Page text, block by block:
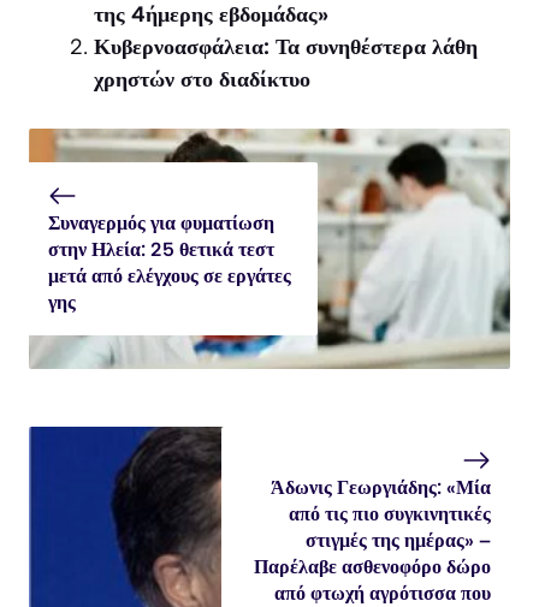
της 4ήμερης εβδομάδας»
Κυβερνοασφάλεια: Τα συνηθέστερα λάθη
χρηστών στο διαδίκτυο
Συναγερμός για φυματίωση
στην Ηλεία: 25 θετικά τεστ
μετά από ελέγχους σε εργάτες
γης
Άδωνις Γεωργιάδης: «Μία
από τις πιο συγκινητικές
στιγμές της ημέρας» –
Παρέλαβε ασθενοφόρο δώρο
από φτωχή αγρότισσα που